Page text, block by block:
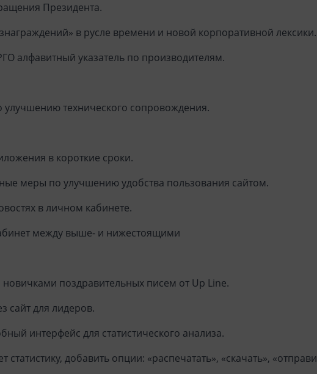
Президента.
в русле времени и новой корпоративной лексики.
алфавитный указатель по производителям.
технического сопровождения.
в короткие сроки.
меры по улучшению удобства пользования сайтом.
в личном кабинете.
между выше- и нижестоящими
поздравительных писем от Up Line.
сайт для лидеров.
интерфейс для статистического анализа.
добавить опции: «распечатать», «скачать»,